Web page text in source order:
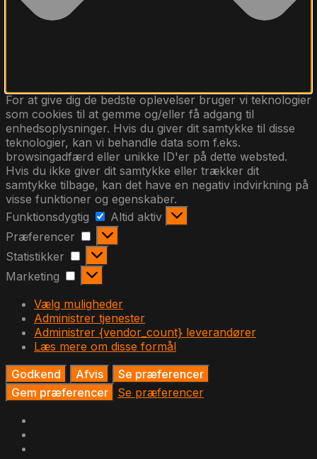
For at give dig de bedste oplevelser bruger vi teknologier
som cookies til at gemme og/eller få adgang til
enhedsoplysninger. Hvis du giver dit samtykke til disse
teknologier, kan vi behandle data som f.eks.
browsingadfærd eller unikke ID'er på dette websted.
Hvis du ikke giver dit samtykke eller trækker dit
samtykke tilbage, kan det have en negativ indvirkning på
visse funktioner og egenskaber.
Funktionsdygtig
Funktionsdygtig
Altid aktiv
Præferencer
Præferencer
Statistikker
Statistikker
Marketing
Marketing
Vælg muligheder
Administrer tjenester
Administrer {vendor_count} leverandører
Læs mere om disse formål
Godkend
Afvis
Se præferencer
Gem præferencer
Se præferencer